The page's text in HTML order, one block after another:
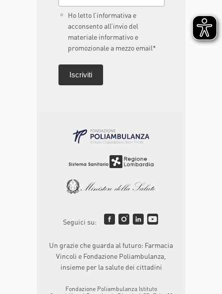
Ho letto l’informativa e
acconsento all’invio del
materiale informativo e
promozionale a mezzo email*
Seguici su:
Un grazie che guarda al futuro: Farmacia
Vincoli e Fondazione Poliambulanza,
insieme per la salute dei cittadini
Fondazione Poliambulanza Istituto